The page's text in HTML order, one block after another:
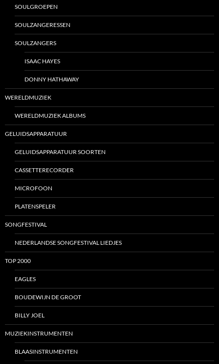
SOULGROEPEN
SOULZANGERESSEN
SOULZANGERS
ISAAC HAYES
DONNY HATHAWAY
WERELDMUZIEK
WERELDMUZIEK ALBUMS
GELUIDSAPPARATUUR
GELUIDSAPPARATUUR SOORTEN
CASSETTERECORDER
MICROFOON
PLATENSPELER
SONGFESTIVAL
NEDERLANDSE SONGFESTIVAL LIEDJES
TOP 2000
EAGLES
BOUDEWIJN DE GROOT
BILLY JOEL
MUZIEKINSTRUMENTEN
BLAASINSTRUMENTEN